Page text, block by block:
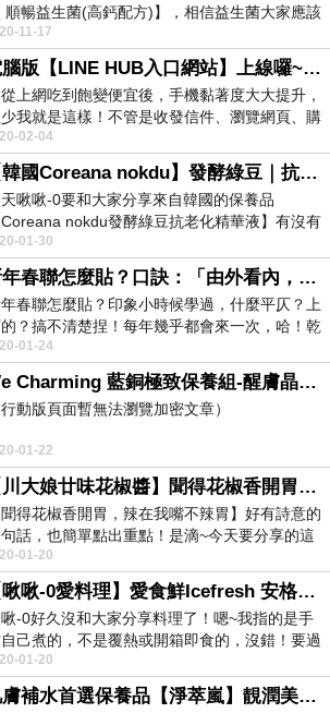
順暢益生菌(高鈣配方)】，相信益生菌大家應該
生了...
11-17
電腦版【LINE HUB入口網站】上線囉~新聞、戲劇、購物、旅遊、遊戲...讓你輕鬆掌握！
從上網吃到飽變便宜後，手機黏著度大大提升，
我就是這樣！不管是收發信件、瀏覽網頁、購
追劇、拍...
02-04
【韓國Coreana nokdu】發酵綠豆｜抗老化精華液~鎖水保濕，敏感肌適用喔！
啾啾-0要和大家分享來自韓國的保養品
Coreana nokdu發酵綠豆抗老化精華液】有沒有
...
01-30
新年春聯怎麼貼？口訣：「由外看內，右上仄(三四聲)，左下平(一二聲)」
春聯怎麼貼？印象小時候學過，什麼平仄？上
？搞不清楚捏！每年幾乎都會來一次，哈！乾
路查找資...
01-24
We Charming 藍銅極致保養組-醒膚晶露化妝水&煥采保濕乳液
行動版頁面暫無法瀏覽加密文章）
01-22
【川大娘廿味花椒醬】聞得花椒香開胃，辣在我嘴不辣胃
聞得花椒香開胃，辣在我嘴不辣胃】好有詩意的
話，也簡單點出重點！是滴~今天要分享的這
川...
01-20
【啾啾-0愛料理】愛食鮮Icefresh 安格斯牛排＆北海道干貝組
-0好久沒和大家分享料理了！嗯~我指的是手
己煮的，不是覆熱或開箱即食的，沒錯！要過
，今天...
01-20
肌膚補水首選保養品【淨萃嵐】靚潤美白無暇精華液+靚潤美白淡斑乳霜